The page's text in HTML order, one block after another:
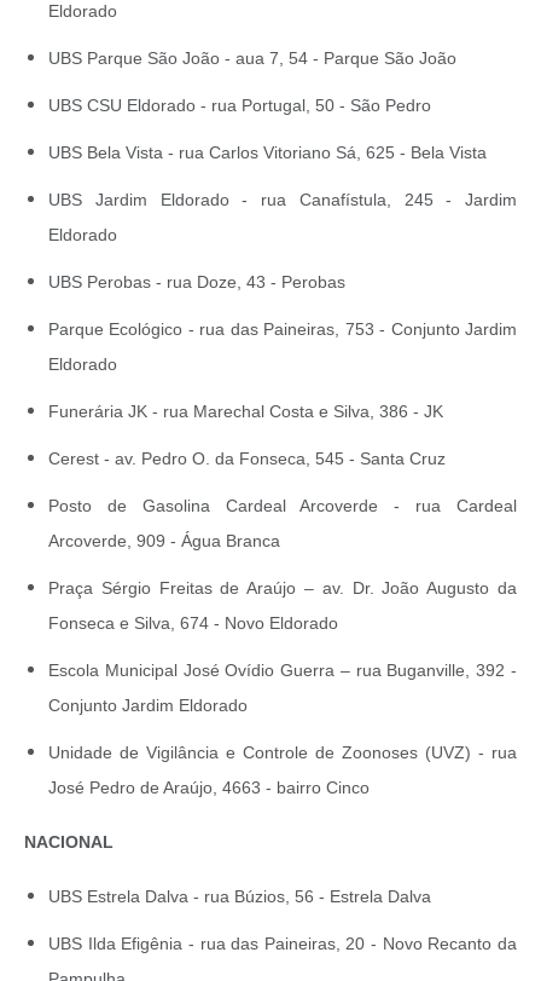
Eldorado
UBS Parque São João - aua 7, 54 - Parque São João
UBS CSU Eldorado - rua Portugal, 50 - São Pedro
UBS Bela Vista - rua Carlos Vitoriano Sá, 625 - Bela Vista
UBS Jardim Eldorado - rua Canafístula, 245 - Jardim
Eldorado
UBS Perobas - rua Doze, 43 - Perobas
Parque Ecológico - rua das Paineiras, 753 - Conjunto Jardim
Eldorado
Funerária JK - rua Marechal Costa e Silva, 386 - JK
Cerest - av. Pedro O. da Fonseca, 545 - Santa Cruz
Posto de Gasolina Cardeal Arcoverde - rua Cardeal
Arcoverde, 909 - Água Branca
Praça Sérgio Freitas de Araújo – av. Dr. João Augusto da
Fonseca e Silva, 674 - Novo Eldorado
Escola Municipal José Ovídio Guerra – rua Buganville, 392 -
Conjunto Jardim Eldorado
Unidade de Vigilância e Controle de Zoonoses (UVZ) - rua
José Pedro de Araújo, 4663 - bairro Cinco
NACIONAL
UBS Estrela Dalva - rua Búzios, 56 - Estrela Dalva
UBS Ilda Efigênia - rua das Paineiras, 20 - Novo Recanto da